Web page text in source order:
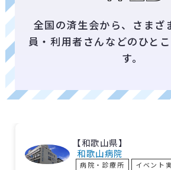
全国の済生会から、さまざ
員・利用者さんなどのひと
す。
【和歌山県】
和歌山病院
病院・診療所 イベント